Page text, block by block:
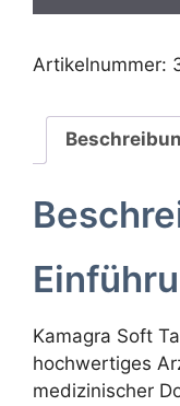
Artikelnummer:
Kamagra Soft
hochwertiges
medizinischer